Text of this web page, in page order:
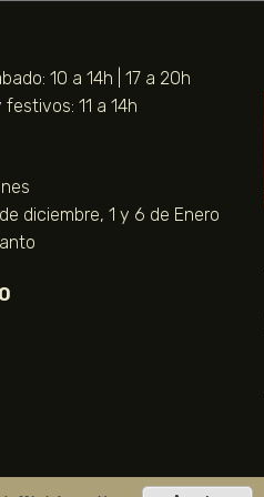
10 a 14h | 17 a 20h
11 a 14h
diciembre, 1 y 6 de Enero